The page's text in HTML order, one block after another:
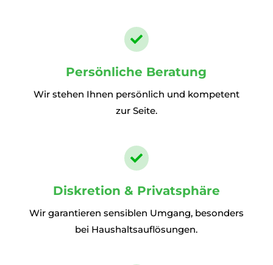

Persönliche Beratung
Wir stehen Ihnen persönlich und kompetent
zur Seite.

Diskretion & Privatsphäre
Wir garantieren sensiblen Umgang, besonders
bei Haushaltsauflösungen.